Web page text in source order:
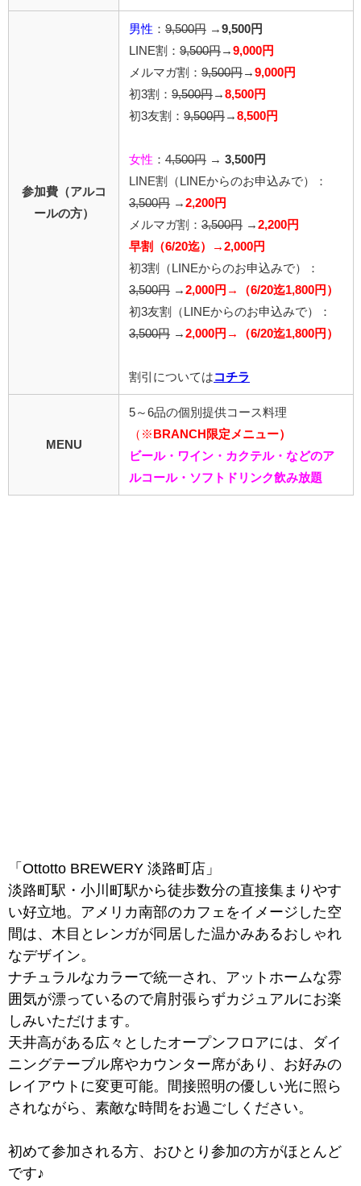
参加費（アルコ
ールの方）
男性 ： 9,500円 → 9,500円
LINE割： 9,500円 → 9,000円
メルマガ割： 9,500円 → 9,000円
初3割： 9,500円 → 8,500円
初3友割： 9,500円 → 8,500円
女性 ： 4,500円 → 3,500円
LINE割
（LINEからのお申込みで）
：
3,500円 → 2,200円
メルマガ割： 3,500円 → 2,200円
早割（6/20迄）→2,000円
初3割（LINEからのお申込みで）：
3,500円 → 2,000円→（6/20迄1,800円）
初3友割（LINEからのお申込みで）：
3,500円 → 2,000円→（6/20迄1,800円）
割引については コチラ
MENU
5～6品の個別提供コース料理
（※ BRANCH限定メニュー）
ビール・ワイン・カクテル・などのア
ルコール・ソフトドリンク飲み放題
「Ottotto BREWERY 淡路町店」
淡路町駅・小川町駅から徒歩数分の直接集まりやす
い好立地。アメリカ南部のカフェをイメージした空
間は、木目とレンガが同居した温かみあるおしゃれ
なデザイン。
ナチュラルなカラーで統一され、アットホームな雰
囲気が漂っているので肩肘張らずカジュアルにお楽
しみいただけます。
天井高がある広々としたオープンフロアには、ダイ
ニングテーブル席やカウンター席があり、お好みの
レイアウトに変更可能。間接照明の優しい光に照ら
されながら、素敵な時間をお過ごしください。
初めて参加される方、おひとり参加の方がほとんど
です♪